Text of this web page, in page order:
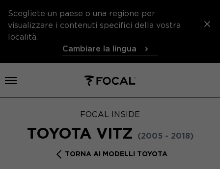
Scegliete un paese o una regione per
visualizzare i contenuti specifici della vostra
località.
Cambiare la lingua
Aprire il menu
FOCAL INSIDE
TOYOTA VITZ (2005 - 2018)
TORNA AI MODELLI TOYOTA